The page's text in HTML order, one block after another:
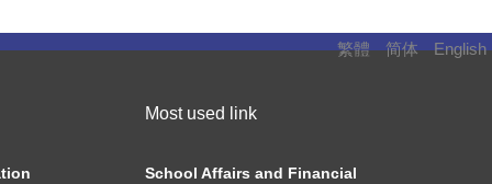
繁體 简体 English
Most used link
School Affairs and Financial